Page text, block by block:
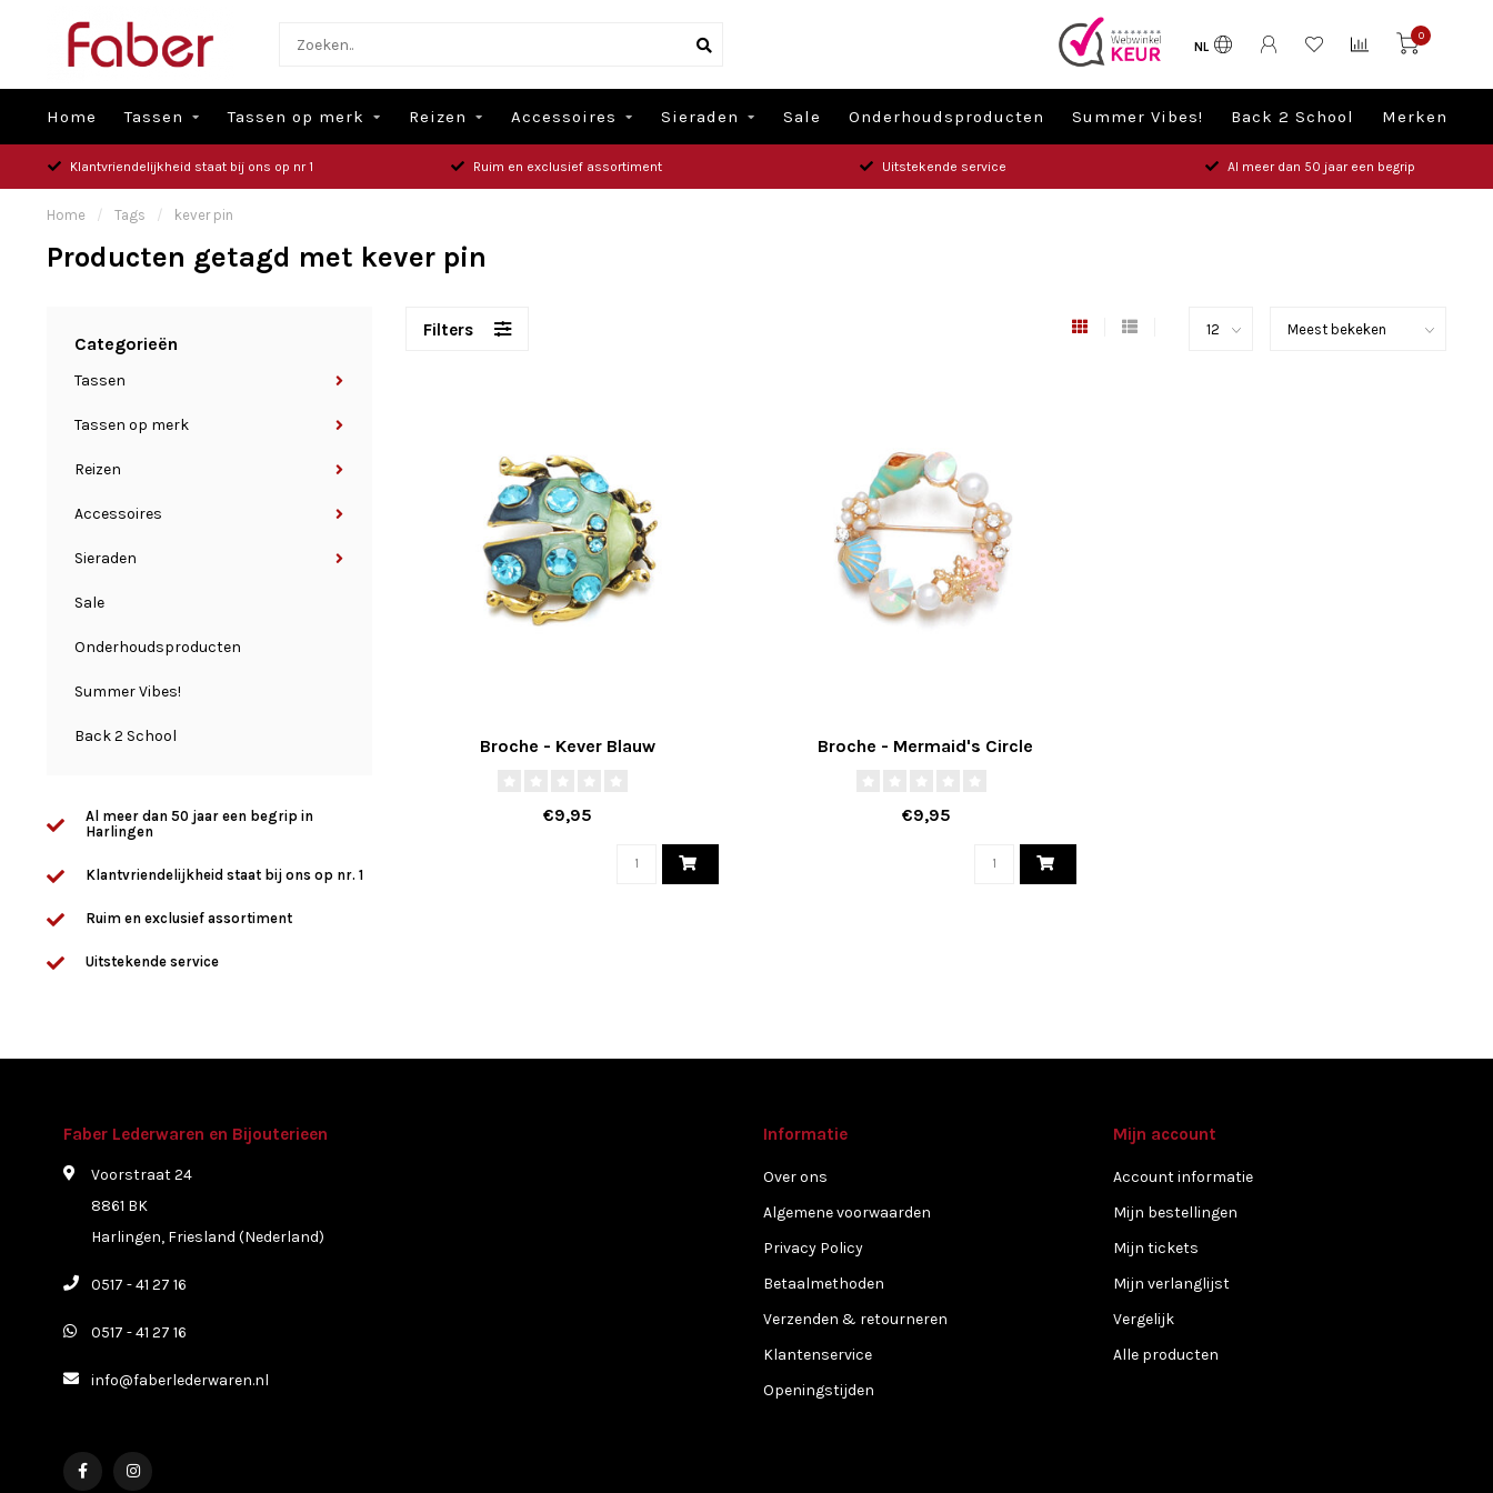
NL
0
Home Tassen Tassen op merk Reizen Accessoires Sieraden Sale Onderhoudsproducten Summer Vibes! Back 2 School Merken
Klantvriendelijkheid staat bij ons op nr 1 Ruim en exclusief assortiment Uitstekende service Al meer dan 50 jaar een begrip
Home / Tags / kever pin
Producten getagd met kever pin
Categorieën
Tassen
Tassen op merk
Reizen
Accessoires
Sieraden
Sale
Onderhoudsproducten
Summer Vibes!
Back 2 School
Al meer dan 50 jaar een begrip in
Harlingen
Klantvriendelijkheid staat bij ons op nr. 1
Ruim en exclusief assortiment
Uitstekende service
Filters
Broche - Kever Blauw
€9,95
Broche - Mermaid's Circle
€9,95
Faber Lederwaren en Bijouterieen
Voorstraat 24
8861 BK
Harlingen, Friesland (Nederland)
0517 - 41 27 16
0517 - 41 27 16
info@faberlederwaren.nl
Informatie
Over ons
Algemene voorwaarden
Privacy Policy
Betaalmethoden
Verzenden & retourneren
Klantenservice
Openingstijden
Mijn account
Account informatie
Mijn bestellingen
Mijn tickets
Mijn verlanglijst
Vergelijk
Alle producten